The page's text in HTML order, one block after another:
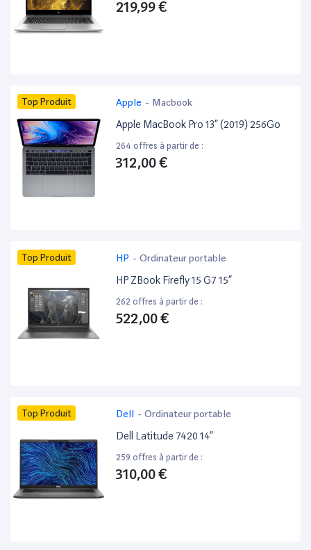
219,99 €
Top Produit Apple - Macbook
Apple MacBook Pro 13” (2019) 256Go
264 offres à partir de :
312,00 €
Top Produit HP - Ordinateur portable
HP ZBook Firefly 15 G7 15”
262 offres à partir de :
522,00 €
Top Produit Dell - Ordinateur portable
Dell Latitude 7420 14”
259 offres à partir de :
310,00 €